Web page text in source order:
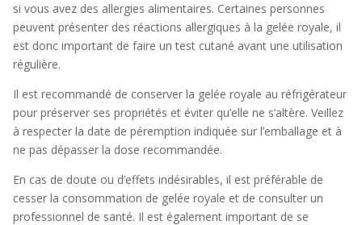
si vous avez des allergies alimentaires. Certaines personnes
peuvent présenter des réactions allergiques à la gelée royale, il
est donc important de faire un test cutané avant une utilisation
régulière.
Il est recommandé de conserver la gelée royale au réfrigérateur
pour préserver ses propriétés et éviter qu’elle ne s’altère. Veillez
à respecter la date de péremption indiquée sur l’emballage et à
ne pas dépasser la dose recommandée.
En cas de doute ou d’effets indésirables, il est préférable de
cesser la consommation de gelée royale et de consulter un
professionnel de santé. Il est également important de se